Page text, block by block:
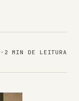
· 2 MIN DE LEITURA